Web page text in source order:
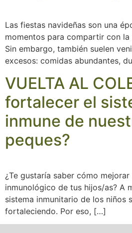
Las fiestas navideñas son una
momentos para compartir con
Sin embargo, también suelen
excesos: comidas abundantes,
VUELTA AL
fortalecer el
inmune de
peques?
¿Te gustaría saber cómo
inmunológico de tus hijos/as? A
sistema inmunitario de los niños
fortaleciendo. Por eso, […]